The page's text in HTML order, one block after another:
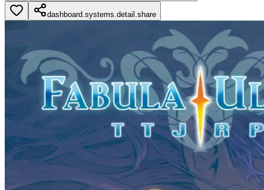
dashboard.systems.detail.share